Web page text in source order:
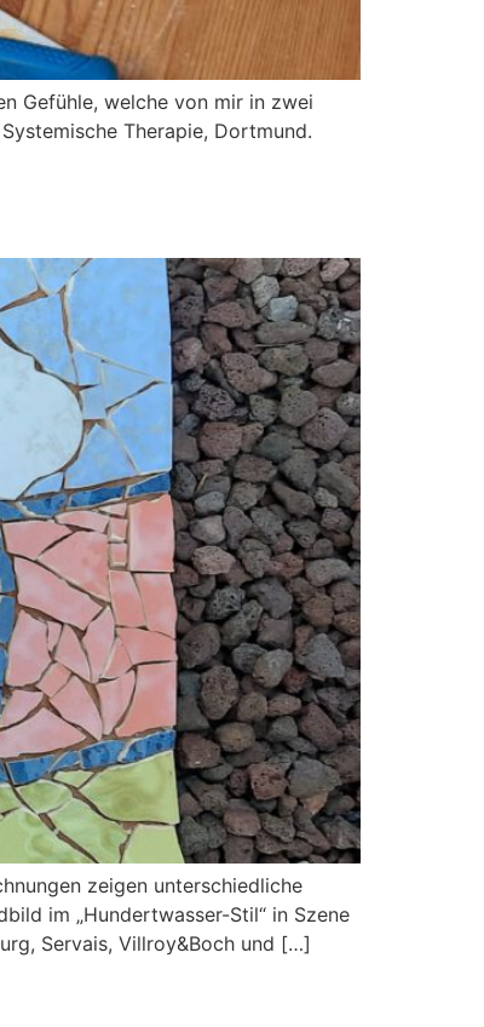
Gefühle, welche von mir in zwei
Therapie, Dortmund.
zeigen unterschiedliche
im „Hundertwasser-Stil“ in Szene
Servais, Villroy&Boch und […]